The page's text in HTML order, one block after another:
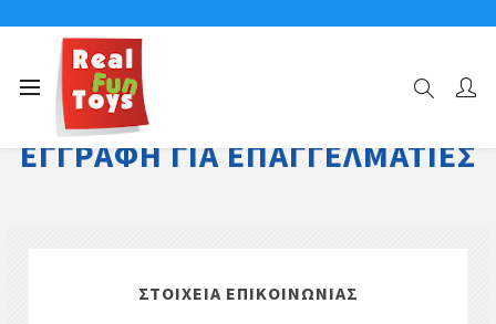
ΕΓΓΡΑΦΉ ΓΙΑ ΕΠΑΓΓΕΛΜΑΤΊΕΣ
ΣΤΟΙΧΕΊΑ ΕΠΙΚΟΙΝΩΝΊΑΣ